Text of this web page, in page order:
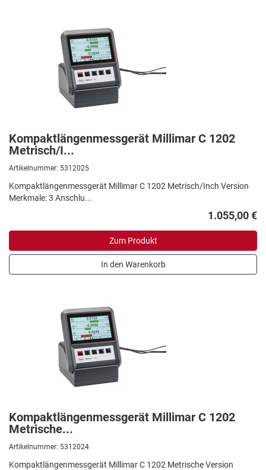
Kompaktlängenmessgerät Millimar C 1202
Metrisch/I...
Artikelnummer: 5312025
Kompaktlängenmessgerät Millimar C 1202 Metrisch/Inch Version
Merkmale: 3 Anschlu...
1.055,00 €
Zum Produkt
In den Warenkorb
Kompaktlängenmessgerät Millimar C 1202
Metrische...
Artikelnummer: 5312024
Kompaktlängenmessgerät Millimar C 1202 Metrische Version